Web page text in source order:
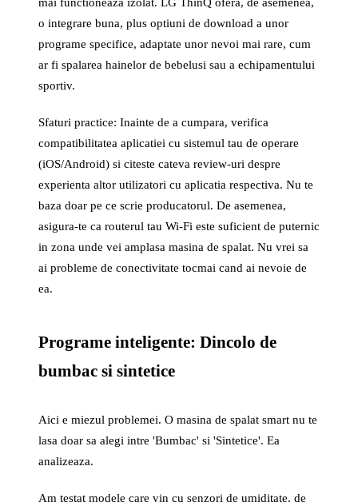
o integrare buna, plus optiuni de download a unor
programe specifice, adaptate unor nevoi mai rare, cum
ar fi spalarea hainelor de bebelusi sau a echipamentului
sportiv.
Sfaturi practice: Inainte de a cumpara, verifica
compatibilitatea aplicatiei cu sistemul tau de operare
(iOS/Android) si citeste cateva review-uri despre
experienta altor utilizatori cu aplicatia respectiva. Nu te
baza doar pe ce scrie producatorul. De asemenea,
asigura-te ca routerul tau Wi-Fi este suficient de puternic
in zona unde vei amplasa masina de spalat. Nu vrei sa
ai probleme de conectivitate tocmai cand ai nevoie de
ea.
Programe inteligente: Dincolo de
bumbac si sintetice
Aici e miezul problemei. O masina de spalat smart nu te
lasa doar sa alegi intre 'Bumbac' si 'Sintetice'. Ea
analizeaza.
Am testat modele care vin cu senzori de umiditate, de